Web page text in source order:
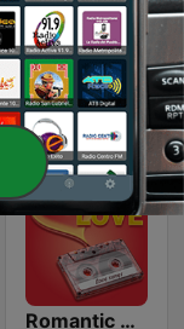
Latina Bandida!
Romantic Vibes